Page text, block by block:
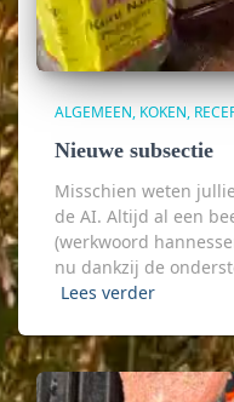
ALGEMEEN KOKEN
Nieuwe subsectie
Misschien weten
de AI. Altijd al een
(werkwoord
nu dankzij de
Lees verder